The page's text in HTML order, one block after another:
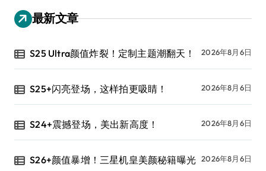
最新文章
S25 Ultra颜值炸裂！定制主题潮翻天！ 2026年8月6日
S25+闪亮登场，这样拍更吸睛！ 2026年8月6日
S24+震撼登场，美出新高度！ 2026年8月6日
S26+颜值暴增！三星机皇美颜秘籍曝光 2026年8月6日